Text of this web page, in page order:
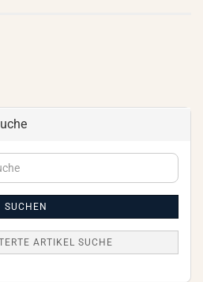
SUCHEN
ARTIKEL SUCHE